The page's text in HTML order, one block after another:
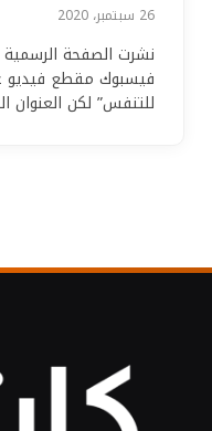
26 سبتمبر، 2020
نشرت الصفحة الرسمية
فيسبوك مقطع فيديو
للتنفس” لكن العنوان